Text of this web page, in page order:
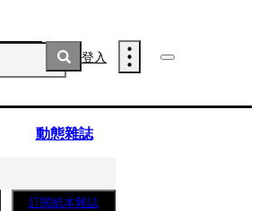
登入
動態雜誌
訂閱紙本雜誌